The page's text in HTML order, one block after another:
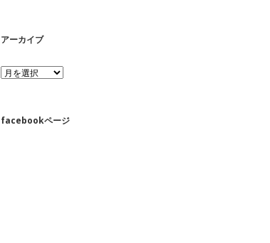
アーカイブ
ア
ー
ブ
facebookページ